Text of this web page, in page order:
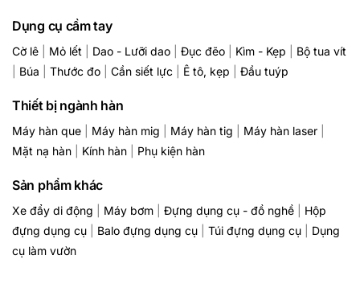
Dụng cụ cầm tay
Cờ lê Mỏ lết Dao - Lưỡi dao Đục đẽo Kìm - Kẹp
Bộ tua vít
Búa Thước đo Cần siết lực Ê tô, kẹp Đầu tuýp
Thiết bị ngành hàn
Máy hàn que Máy hàn mig Máy hàn tig Máy hàn laser
Mặt nạ hàn
Kính hàn Phụ kiện hàn
Sản phẩm khác
Xe đẩy di động Máy bơm Đựng dụng cụ - đồ nghề
Hộp
đựng dụng cụ
Balo đựng dụng cụ Túi đựng dụng cụ
Dụng
cụ làm vườn